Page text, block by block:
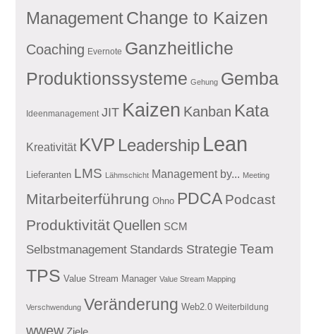
ManagementChange to Kaizen
Coaching Evernote Ganzheitliche
Produktionssysteme Gehung Gemba
Ideenmanagement JIT Kaizen Kanban Kata
Kreativität KVP Leadership Lean
Lieferanten LMS Lähmschicht Management by... Meeting
Mitarbeiterführung Ohno PDCA Podcast
Produktivität Quellen SCM
Selbstmanagement Standards Strategie Team
TPS Value Stream Manager Value Stream Mapping
Verschwendung Veränderung Web2.0 Weiterbildung
wwew